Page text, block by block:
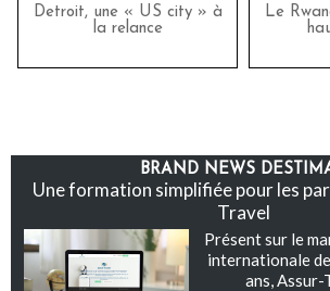
Detroit, une « US city » à
la relance
Le
BRAND NEWS
Une formation simplifiée pour les
Travel
Présent sur le
internationale
ans, Assur-